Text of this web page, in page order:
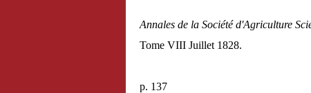
Annales de la Société d'Agriculture
Tome VIII Juillet 1828.
p. 137